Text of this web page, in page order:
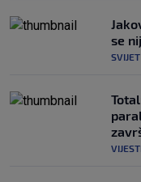
se
SVIJET